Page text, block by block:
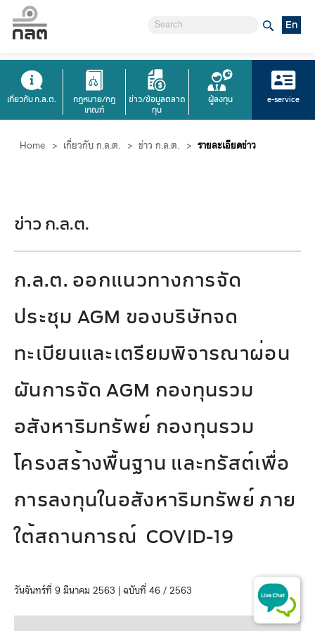
En
เกี่ยวกับ ก.ล.ต.
กฎหมาย/กฎ
เกณฑ์
ข่าว/ข้อมูลตลาด
ทุน
ผู้ลงทุน e-service
Home > เกี่ยวกับ ก.ล.ต. > ข่าว ก.ล.ต. > รายละเอียดข่าว
ข่าว ก.ล.ต.
ก.ล.ต. ออกแนวทางการจัด
ประชุม AGM ของบริษัทจด
ทะเบียนและเตรียมพิจารณาผ่อน
ผันการจัด AGM กองทุนรวม
อสังหาริมทรัพย์ กองทุนรวม
โครงสร้างพื้นฐาน และทรัสต์เพื่อ
การลงทุนในอสังหาริมทรัพย์ ภาย
ใต้สถานการณ์ COVID-19
วันจันทร์ที่ 9 มีนาคม 2563 | ฉบับที่ 46 / 2563